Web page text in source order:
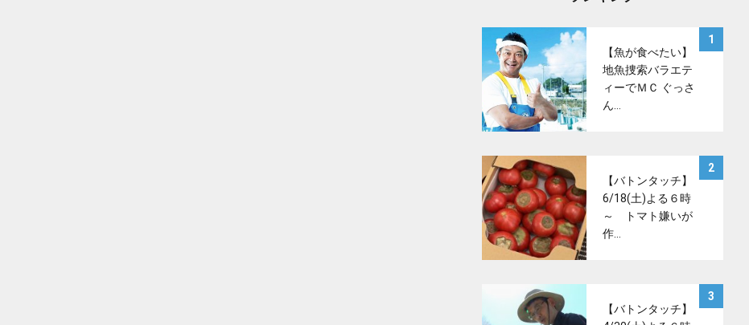
1
【魚が食べたい】
地魚捜索バラエテ
ィーでＭＣ ぐっさ
ん…
2
【バトンタッチ】
6/18(土)よる６時
～ トマト嫌いが
作…
3
【バトンタッチ】